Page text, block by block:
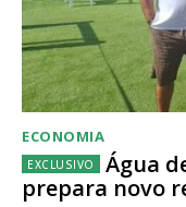
ECONOMIA
Água
prepara novo